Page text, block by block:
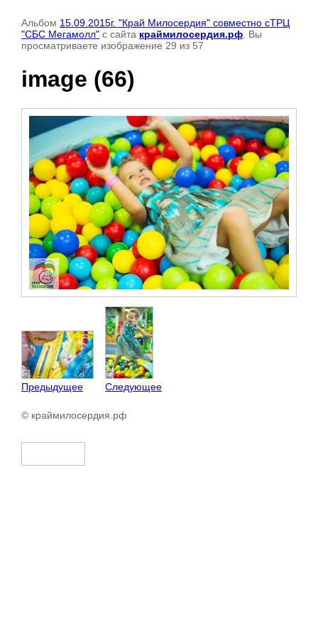
Альбом 15.09.2015г. "Край Милосердия" совместно сТРЦ
"СБС Мегамолл" с сайта краймилосердия.рф . Вы
просматриваете изображение 29 из 57
image (66)
Предыдущее Следующее
© краймилосердия.рф